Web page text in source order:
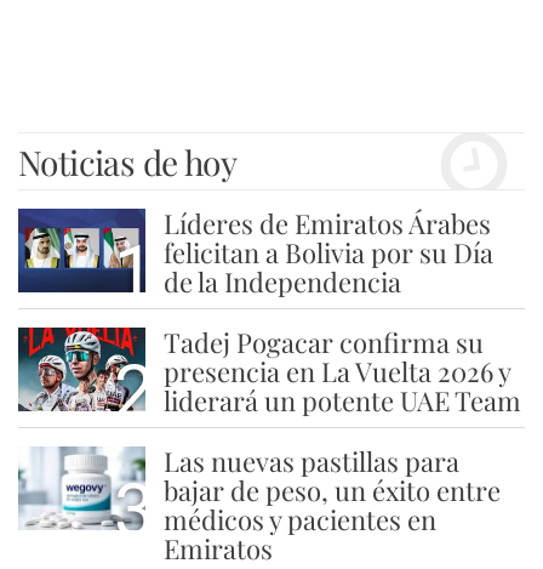
Noticias de hoy
1
Líderes de Emiratos Árabes
felicitan a Bolivia por su Día
de la Independencia
2
Tadej Pogacar confirma su
presencia en La Vuelta 2026 y
liderará un potente UAE Team
3
Las nuevas pastillas para
bajar de peso, un éxito entre
médicos y pacientes en
Emiratos